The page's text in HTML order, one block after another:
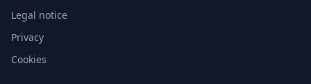
Legal notice
Privacy
Cookies